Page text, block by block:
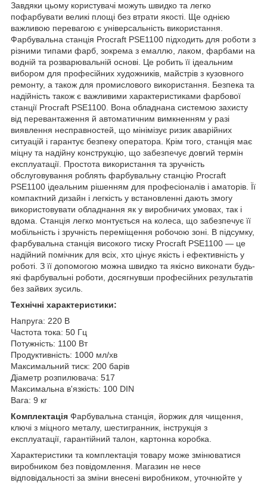
Завдяки цьому користувачі можуть швидко та легко
пофарбувати великі площі без втрати якості. Ще однією
важливою перевагою є універсальність використання.
Фарбувальна станція Procraft РSE1100 підходить для роботи з
різними типами фарб, зокрема з емаллю, лаком, фарбами на
водній та розварювальній основі. Це робить її ідеальним
вибором для професійних художників, майстрів з кузовного
ремонту, а також для промислового використання. Безпека та
надійність також є важливими характеристиками фарбової
станції Procraft РSE1100. Вона обладнана системою захисту
від перевантаження й автоматичним вимкненням у разі
виявлення несправностей, що мінімізує ризик аварійних
ситуацій і гарантує безпеку оператора. Крім того, станція має
міцну та надійну конструкцію, що забезпечує довгий термін
експлуатації. Простота використання та зручність
обслуговування роблять фарбувальну станцію Procraft
РSE1100 ідеальним рішенням для професіоналів і аматорів. Її
компактний дизайн і легкість у встановленні дають змогу
використовувати обладнання як у виробничих умовах, так і
вдома. Станція легко монтується на колеса, що забезпечує її
мобільність і зручність переміщення робочою зоні. В підсумку,
фарбувальна станція високого тиску Procraft PSE1100 — це
надійний помічник для всіх, хто цінує якість і ефективність у
роботі. З її допомогою можна швидко та якісно виконати будь-
які фарбувальні роботи, досягнувши професійних результатів
без зайвих зусиль.
Технічні характеристики:
Напруга: 220 В
Частота тока: 50 Гц
Потужність: 1100 Вт
Продуктивність: 1000 мл/хв
Максимальний тиск: 200 барів
Діаметр розпилювача: 517
Максимальна в'язкість: 100 DIN
Вага: 9 кг
Комплектація Фарбувальна станція, йоржик для чищення,
ключі з міцного металу, шестигранник, інструкція з
експлуатації, гарантійний талон, картонна коробка.
Характеристики та комплектація товару може змінюватися
виробником без повідомлення. Магазин не несе
відповідальності за зміни внесені виробником, уточнюйте у